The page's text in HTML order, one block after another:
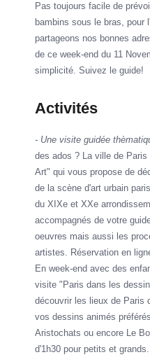
Pas toujours facile de
bambins sous le bras, pour
partageons nos bonnes
de ce week-end du 11
simplicité. Suivez le guide!
Activités
- Une visite guidée
des ados ? La ville de
Art" qui vous propose de
de la scène d'art urbain
du XIXe et XXe
accompagnés de votre
oeuvres mais aussi les
artistes. Réservation en
En week-end avec des
visite "Paris dans les
découvrir les lieux de Paris
vos dessins animés
Aristochats ou encore Le
d'1h30 pour petits et